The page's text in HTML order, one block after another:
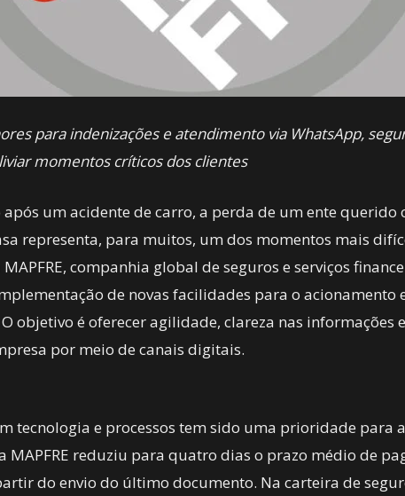
para indenizações e atendimento via WhatsApp,
momentos críticos dos clientes
após um acidente de carro, a perda de um ente querido
representa, para muitos, um dos momentos mais
companhia global de seguros e serviços
de novas facilidades para o acionamento
objetivo é oferecer agilidade, clareza nas informações
por meio de canais digitais.
tecnologia e processos tem sido uma prioridade para
MAPFRE reduziu para quatro dias o prazo médio de
do envio do último documento. Na carteira de